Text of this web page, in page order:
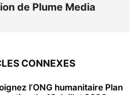
de Plume Media
CONNEXES
l’ONG humanitaire Plan